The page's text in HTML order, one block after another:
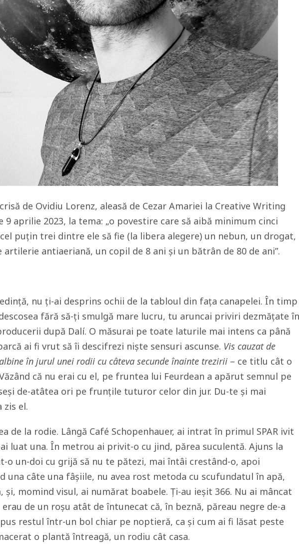
de Ovidiu Lorenz, aleasă de Cezar Amariei la Creative Writing
9 aprilie 2023, la tema: „o povestire care să aibă minimum cinci
puțin trei dintre ele să fie (la libera alegere) un nebun, un drogat,
artilerie antiaeriană, un copil de 8 ani și un bătrân de 80 de ani”.
nu ți-ai desprins ochii de la tabloul din fața canapelei. În timp
fără să-ți smulgă mare lucru, tu aruncai priviri dezmățate în
după Dalí. O măsurai pe toate laturile mai intens ca până
ai fi vrut să îi descifrezi niște sensuri ascunse. Vis cauzat de
în jurul unei rodii cu câteva secunde înainte trezirii – ce titlu cât o
că nu erai cu el, pe fruntea lui Feurdean a apărut semnul pe
de-atâtea ori pe frunțile tuturor celor din jur. Du-te și mai
zis el.
de la rodie. Lângă Café Schopenhauer, ai intrat în primul SPAR ivit
luat una. În metrou ai privit-o cu jind, părea suculentă. Ajuns la
o un-doi cu grijă să nu te pătezi, mai întâi crestând-o, apoi
una câte una fâșiile, nu avea rost metoda cu scufundatul în apă,
și, momind visul, ai numărat boabele. Ți-au ieșit 366. Nu ai mâncat
de un roșu atât de întunecat că, în beznă, păreau negre de-a
restul într-un bol chiar pe noptieră, ca și cum ai fi lăsat peste
o plantă întreagă, un rodiu cât casa.